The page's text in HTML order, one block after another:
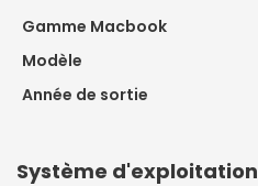
Gamme Macbook
Modèle
Année de sortie
Système d'exploitation